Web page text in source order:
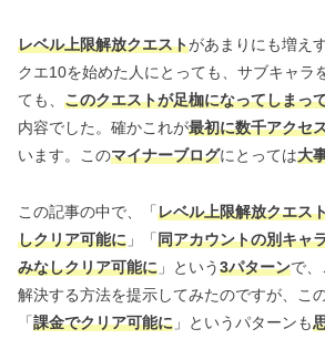
レベル上限解放クエストがあまりにも増え
クエ10を始めた人にとっても、サブキャラ
ても、 このクエストが足枷になってしまっ
内容でした。確かこれが最初に数千アクセ
います。このマイナーブログにとっては大
この記事の中で、「レベル上限解放クエス
しクリア可能に 」「同アカウントの別キャ
みなしクリア可能に 」という3パターンで
解決する方法を提示してみたのですが、こ
「課金でクリア可能に 」というパターンも